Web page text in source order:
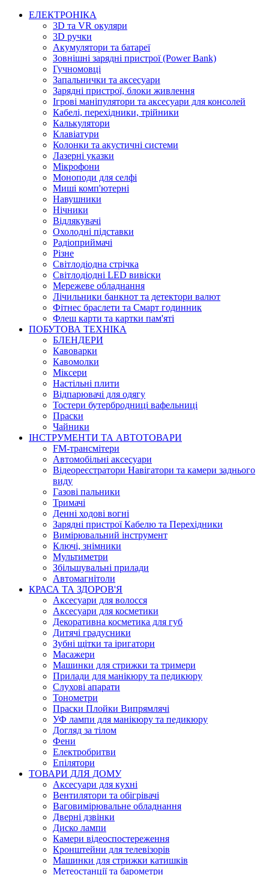
ЕЛЕКТРОНІКА
3D та VR окуляри
3D ручки
Акумулятори та батареї
Зовнішні зарядні пристрої (Power Bank)
Гучномовці
Запальнички та аксесуари
Зарядні пристрої, блоки живлення
Ігрові маніпулятори та аксесуари для консолей
Кабелі, перехідники, трійники
Калькулятори
Клавіатури
Колонки та акустичні системи
Лазерні указки
Мікрофони
Моноподи для селфі
Миші комп'ютерні
Навушники
Нічники
Відлякувачі
Охолодні підставки
Радіоприймачі
Різне
Світлодіодна стрічка
Світлодіодні LED вивіски
Мережеве обладнання
Лічильники банкнот та детектори валют
Фітнес браслети та Смарт годинник
Флеш карти та картки пам'яті
ПОБУТОВА ТЕХНІКА
БЛЕНДЕРИ
Кавоварки
Кавомолки
Міксери
Настільні плити
Відпарювачі для одягу
Тостери бутербродниці вафельниці
Праски
Чайники
ІНСТРУМЕНТИ ТА АВТОТОВАРИ
FM-трансмітери
Автомобільні аксесуари
Відеореєстратори Навігатори та камери заднього
виду
Газові пальники
Тримачі
Денні ходові вогні
Зарядні пристрої Кабелю та Перехідники
Вимірювальний інструмент
Ключі, знімники
Мультиметри
Збільшувальні прилади
Автомагнітоли
КРАСА ТА ЗДОРОВ'Я
Аксесуари для волосся
Аксесуари для косметики
Декоративна косметика для губ
Дитячі градусники
Зубні щітки та іригатори
Масажери
Машинки для стрижки та тримери
Прилади для манікюру та педикюру
Слухові апарати
Тонометри
Праски Плойки Випрямлячі
УФ лампи для манікюру та педикюру
Догляд за тілом
Фени
Електробритви
Епілятори
ТОВАРИ ДЛЯ ДОМУ
Аксесуари для кухні
Вентилятори та обігрівачі
Ваговимірювальне обладнання
Дверні дзвінки
Диско лампи
Камери відеоспостереження
Кронштейни для телевізорів
Машинки для стрижки катишків
Метеостанції та барометри